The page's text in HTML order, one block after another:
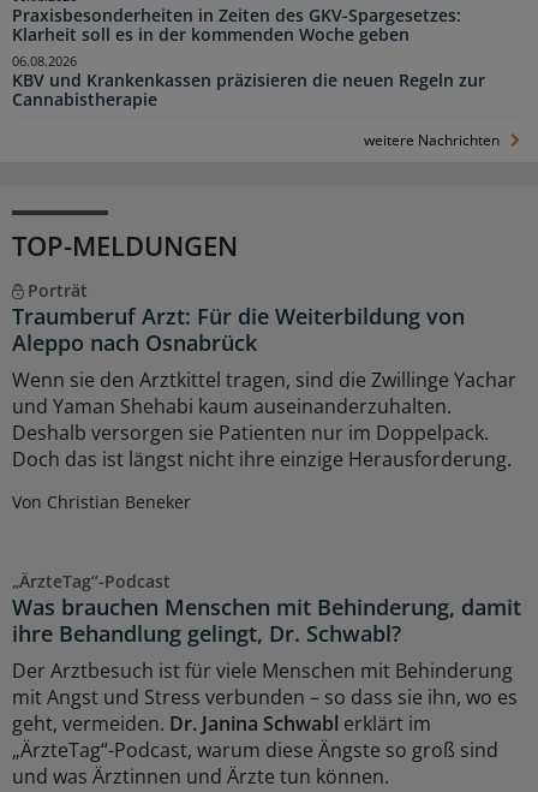
Praxisbesonderheiten in Zeiten des GKV-Spargesetzes:
Klarheit soll es in der kommenden Woche geben
KBV und Krankenkassen präzisieren die neuen Regeln zur
Cannabistherapie
06.08.2026
weitere Nachrichten
TOP-MELDUNGEN
Porträt
Traumberuf Arzt: Für die Weiterbildung von
Aleppo nach Osnabrück
Wenn sie den Arztkittel tragen, sind die Zwillinge Yachar
und Yaman Shehabi kaum auseinanderzuhalten.
Deshalb versorgen sie Patienten nur im Doppelpack.
Doch das ist längst nicht ihre einzige Herausforderung.
Von Christian Beneker
„ÄrzteTag“-Podcast
Was brauchen Menschen mit Behinderung, damit
ihre Behandlung gelingt, Dr. Schwabl?
Der Arztbesuch ist für viele Menschen mit Behinderung
mit Angst und Stress verbunden – so dass sie ihn, wo es
geht, vermeiden. Dr. Janina Schwabl erklärt im
„ÄrzteTag“-Podcast, warum diese Ängste so groß sind
und was Ärztinnen und Ärzte tun können.